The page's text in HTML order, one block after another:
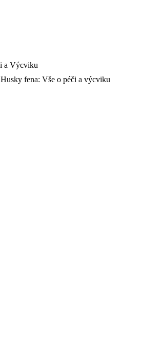
Husky fena: Vše o péči a výcviku